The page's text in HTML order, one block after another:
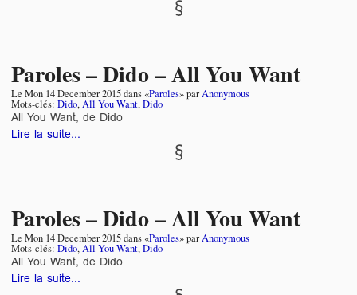
Paroles – Dido – All You Want
Le Mon 14 December 2015dans «Paroles» parAnonymous
Mots-clés: Dido,All You Want,Dido
All You Want, de Dido
Lire la suite...
Paroles – Dido – All You Want
Le Mon 14 December 2015dans «Paroles» parAnonymous
Mots-clés: Dido,All You Want,Dido
All You Want, de Dido
Lire la suite...